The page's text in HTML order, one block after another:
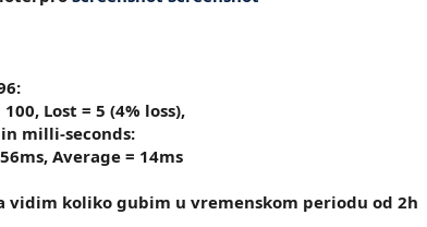
Lost = 5 (4% loss),
milli-seconds:
Average = 14ms
vidim koliko gubim u vremenskom periodu od 2h